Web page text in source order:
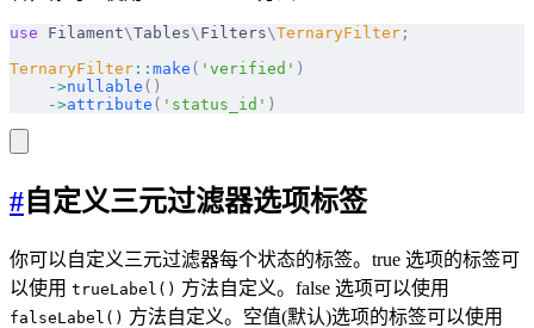
use Filament\Tables\ Filters\TernaryFilter ;
TernaryFilter :: make ( 'verified' )
    ->
nullable ()
    ->
attribute ( 'status_id' )
# 自定义三元过滤器选项标签
你可以自定义三元过滤器每个状态的标签。true 选项的标签可
以使用 trueLabel() 方法自定义。false 选项可以使用
falseLabel() 方法自定义。空值(默认)选项的标签可以使用